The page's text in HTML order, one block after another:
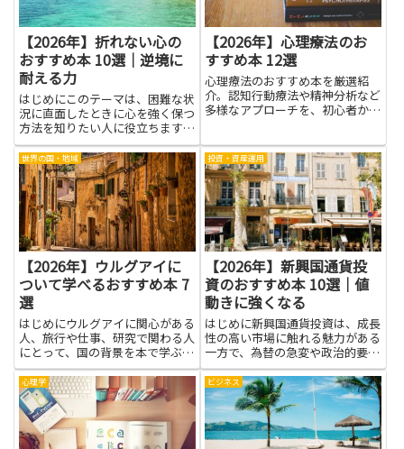
【2026年】折れない心の
おすすめ本 10選｜逆境に
耐える力
はじめにこのテーマは、困難な状
況に直面したときに心を強く保つ
方法を知りたい人に役立ちます。
折れない心を育て、逆境に耐える
力を高める本を選ぶと、日常の小
さなストレスや大きな試練の両方
に向き合う自信が生まれます。本
を読むことで、つまずきを責め
ず...
【2026年】心理療法のお
すすめ本 12選
心理療法のおすすめ本を厳選紹
介。認知行動療法や精神分析など
多様なアプローチを、初心者から
世界の国・地域
【2026年】ウルグアイに
ついて学べるおすすめ本 7
選
はじめにウルグアイに関心がある
人、旅行や仕事、研究で関わる人
にとって、国の背景を本で学ぶこ
とは大きな助けになります。本を
通じて、歴史や政治、社会制度、
日常文化の細かな側面を理解で
き、現地の言葉や価値観に触れる
ことで誤解を減らすことができま
す...
投資・資産運用
【2026年】新興国通貨投
資のおすすめ本 10選｜値
動きに強くなる
はじめに新興国通貨投資は、成長
性の高い市場に触れる魅力がある
一方で、為替の急変や政治的要因
など独特のリスクも伴います。本
記事で紹介する本を読むことで、
経済指標の見方や為替変動の仕組
み、金利差や資本流出入が通貨に
与える影響を体系的に学べま
す。...
心理学 ビジネス